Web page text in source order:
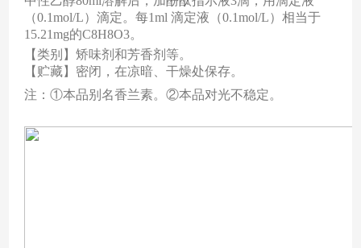
（0.1mol/L）滴定。每1ml 滴定液（0.1mol/L）相当于
15.21mg的C8H8O3。
【类别】矫味剂和芳香剂等。
【贮藏】密闭，在凉暗、干燥处保存。
注： ①本品别名香兰素。②本品对光不稳定。